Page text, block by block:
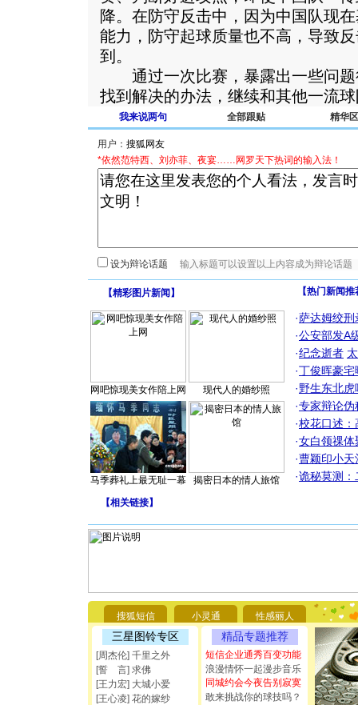
降。在防守反击中，因为中国队现
能力，防守起球质量也不高，导致
到。
通过一次比赛，暴露出一些问题
找到解决的办法，继续和其他一流
我来说两句 全部跟贴 精华区
用户：
*依然范特西、刘亦菲、夜宴……网罗天下热词的输入法！
设为辩论话题
【精彩图片新闻 】
网吧惊现美女作陪上网 现代人的婚纱照
马季葬礼上最无耻一幕 揭密日本的情人旅馆
【热门新闻
·萨达姆绞刑
·公安部发A
·纪念逝者
·丁俊晖豪
·野生东北
·专家辩论伪
·校花口述：
·女白领祼体
·曹颖印小天
·诡秘莫测：
【相关链接】
搜狐短信 小灵通 性感丽人
三星图铃专区
[周杰伦] 千里之外
[誓 言] 求佛
[王力宏] 大城小爱
[王心凌] 花的嫁纱
精品专题推荐
短信企业通秀百变功能
浪漫情怀一起漫步音乐
同城约会今夜告别寂寞
敢来挑战你的球技吗？
你太多，
要平安！
[圣诞节]
能正大光
都要快乐
[圣诞节]
如意,快
[元旦]看
断电。爱